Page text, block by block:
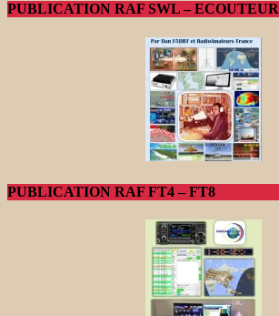
PUBLICATION RAF SWL – ECOUTEUR
PUBLICATION RAF FT4 – FT8